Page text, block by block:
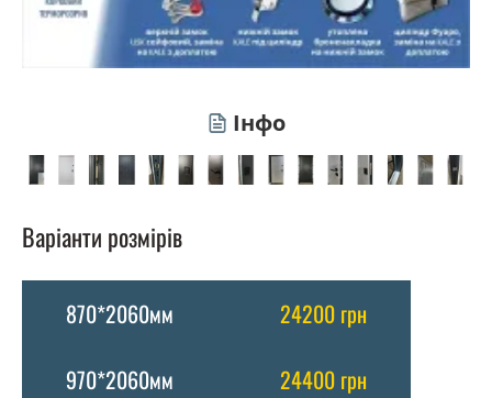
Інфо
Варіанти розмірів
870*2060мм
24200 грн
970*2060мм
24400 грн